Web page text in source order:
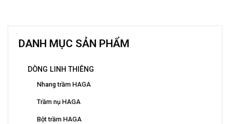
DANH MỤC SẢN PHẨM
DÒNG LINH THIÊNG
Nhang trầm HAGA
Trầm nụ HAGA
Bột trầm HAGA